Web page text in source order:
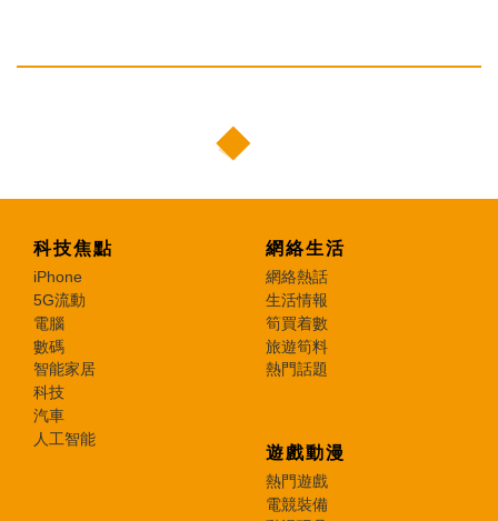
科技焦點
iPhone
5G流動
電腦
數碼
智能家居
科技
汽車
人工智能
網絡生活
網絡熱話
生活情報
筍買着數
旅遊筍料
熱門話題
遊戲動漫
熱門遊戲
電競裝備